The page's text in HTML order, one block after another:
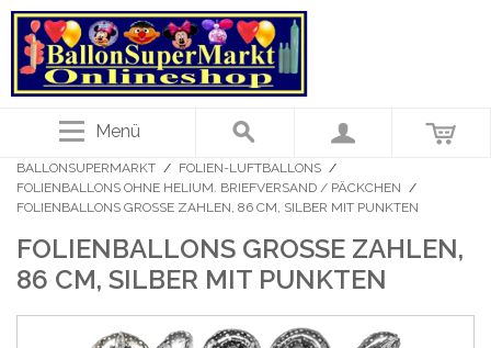
Menü
BALLONSUPERMARKT / FOLIEN-LUFTBALLONS /
FOLIENBALLONS OHNE HELIUM. BRIEFVERSAND / PÄCKCHEN /
FOLIENBALLONS GROSSE ZAHLEN, 86 CM, SILBER MIT PUNKTEN
FOLIENBALLONS GROSSE ZAHLEN, 8
6 CM, SILBER MIT PUNKTEN